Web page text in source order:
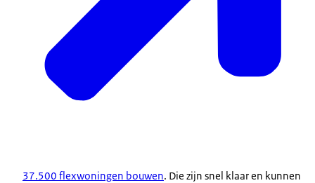
37.500 flexwoningen bouwen. Die zijn snel klaar en kunnen